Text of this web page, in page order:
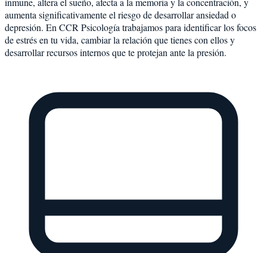
aumenta significativamente el riesgo de desarrollar ansiedad o
depresión. En CCR Psicología trabajamos para identificar los focos
de estrés en tu vida, cambiar la relación que tienes con ellos y
desarrollar recursos internos que te protejan ante la presión.